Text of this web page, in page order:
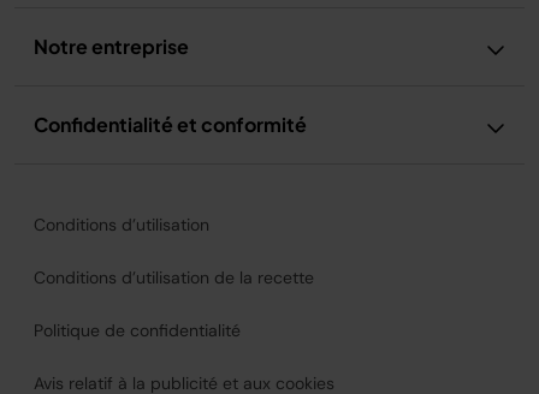
Notre entreprise
Confidentialité et conformité
Conditions d’utilisation
Conditions d’utilisation de la recette
Politique de confidentialité
Avis relatif à la publicité et aux cookies